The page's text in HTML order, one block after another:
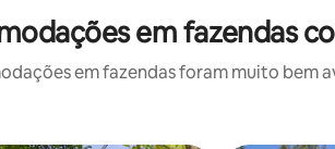
em fazendas
em fazendas foram muito bem